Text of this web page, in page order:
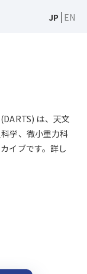
JP EN
は、天文
学、微小重力科
イブです。詳し